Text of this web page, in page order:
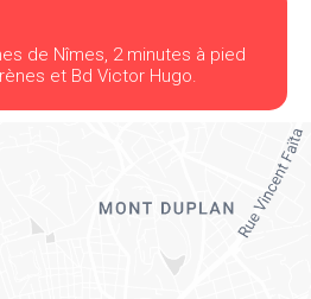
de Nîmes, 2 minutes à pied
et Bd Victor Hugo.